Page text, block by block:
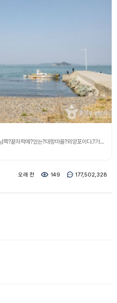
부산광역시에서?가장?큰?섬인?가덕도의?남쪽?끝자락에?있는?대항마을?외양포이다.?가덕도는?면적이?21.073㎢의?규모이며?해안선?길이는?36㎞이다.?지명의?유래는?예로부터?섬에?더덕이?많다?하여?이름을?붙였다고?한다. 가덕도는 천가산의 연대봉(459.4m), 국수봉(269m)을 중심으로 산지가?많은?섬이다.?아동섬과?동두말?가덕도?등대?주변에?절벽과?기암괴석?그리고?서남쪽의?외양포?해수욕장과?솔섬?천수?말코바위가?아름다운?풍광을?자랑한다. 가덕도는?아픈?
오래 전 149 177,502,328